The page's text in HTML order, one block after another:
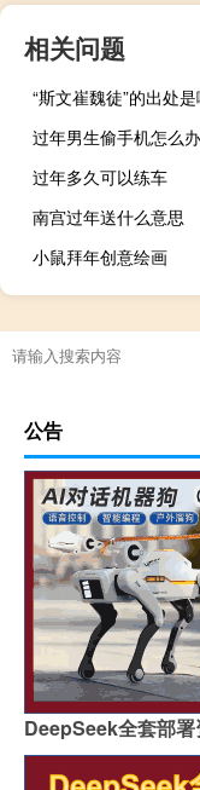
相关问题
“斯文崔魏徒”的出处是
过年男生偷手机怎么办
过年多久可以练车
南宫过年送什么意思
小鼠拜年创意绘画
公告
DeepSeek全套部